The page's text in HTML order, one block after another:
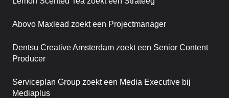
Abovo Maxlead zoekt een Projectmanager
Dentsu Creative Amsterdam zoekt een Senior Content
Producer
Serviceplan Group zoekt een Media Executive bij
Mediaplus